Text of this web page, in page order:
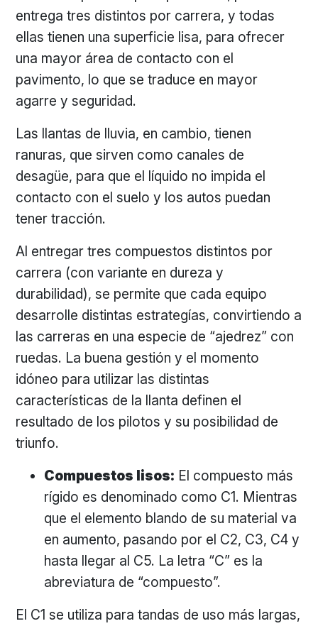
entrega tres distintos por carrera, y todas
ellas tienen una superficie lisa, para ofrecer
una mayor área de contacto con el
pavimento, lo que se traduce en mayor
agarre y seguridad.
Las llantas de lluvia, en cambio, tienen
ranuras, que sirven como canales de
desagüe, para que el líquido no impida el
contacto con el suelo y los autos puedan
tener tracción.
Al entregar tres compuestos distintos por
carrera (con variante en dureza y
durabilidad), se permite que cada equipo
desarrolle distintas estrategías, convirtiendo a
las carreras en una especie de “ajedrez” con
ruedas. La buena gestión y el momento
idóneo para utilizar las distintas
características de la llanta definen el
resultado de los pilotos y su posibilidad de
triunfo.
Compuestos lisos: El compuesto más
rígido es denominado como C1. Mientras
que el elemento blando de su material va
en aumento, pasando por el C2, C3, C4 y
hasta llegar al C5. La letra “C” es la
abreviatura de “compuesto”.
El C1 se utiliza para tandas de uso más largas,